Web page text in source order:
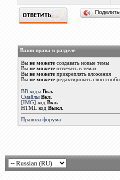
Ваши права в разделе
Вы не можетесоздавать новые темы
Вы не можетеотвечать в темах
Вы не можетеприкреплять вложения
Вы не можетередактировать свои
BB коды Вкл.
Смайлы Вкл.
[IMG] код Вкл.
HTML код Выкл.
Правила форума